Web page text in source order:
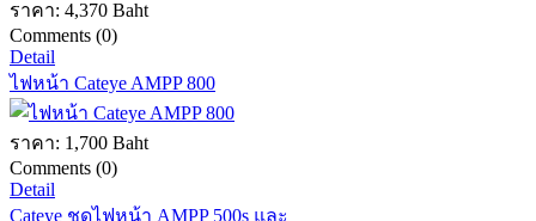
ราคา: 4,370 Baht
Comments (0)
Detail
ไฟหน้า Cateye AMPP 800
ราคา: 1,700 Baht
Comments (0)
Detail
Cateye ชุดไฟหน้า AMPP 500s และ